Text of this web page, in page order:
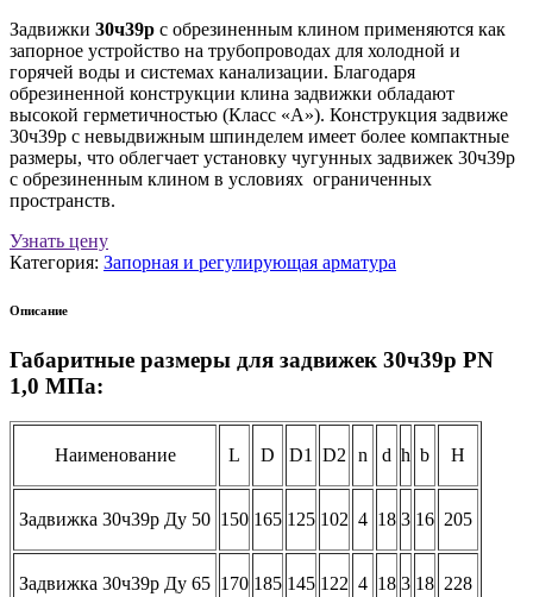
Задвижки 30ч39р с обрезиненным клином применяются как
запорное устройство на трубопроводах для холодной и
горячей воды и системах канализации. Благодаря
обрезиненной конструкции клина задвижки обладают
высокой герметичностью (Класс «А»). Конструкция задвиже
30ч39р с невыдвижным шпинделем имеет более компактные
размеры, что облегчает установку чугунных задвижек 30ч39р
с обрезиненным клином в условиях ограниченных
пространств.
Узнать цену
Категория: Запорная и регулирующая арматура
Описание
Габаритные размеры для задвижек 30ч39р PN
1,0 МПа:
Наименование L D D1 D2 n d h b H
Задвижка 30ч39р Ду 50 150 165 125 102 4 18 3 16 205
Задвижка 30ч39р Ду 65 170 185 145 122 4 18 3 18 228